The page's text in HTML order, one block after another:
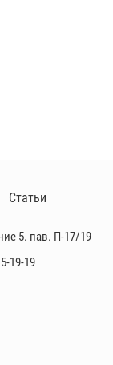
5. пав. П-17/19
19-19
Статьи